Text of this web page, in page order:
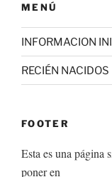
MENÚ
INFORMACION
RECIÉN NACIDOS
FOOTER
Esta es una página
poner en